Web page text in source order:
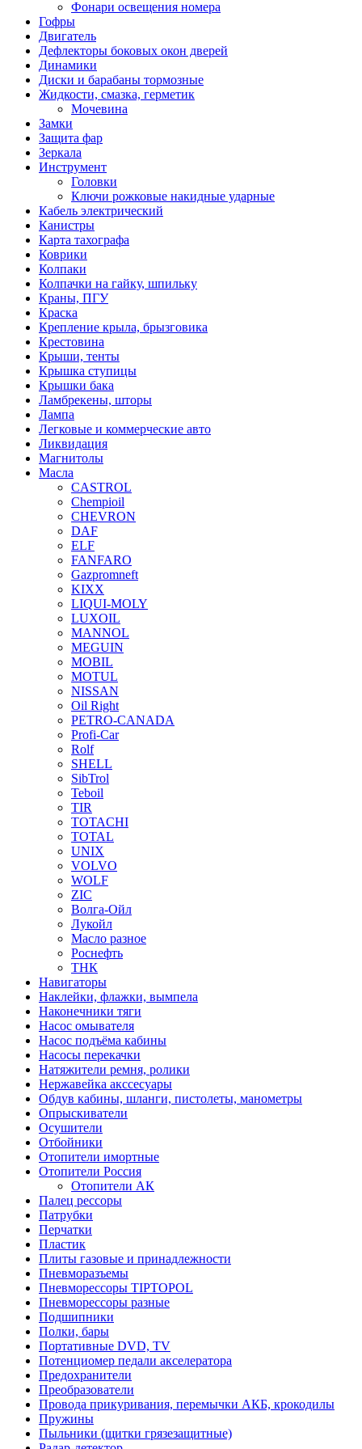
Фонари освещения номера
Гофры
Двигатель
Дефлекторы боковых окон дверей
Динамики
Диски и барабаны тормозные
Жидкости, смазка, герметик
Мочевина
Замки
Защита фар
Зеркала
Инструмент
Головки
Ключи рожковые накидные ударные
Кабель электрический
Канистры
Карта тахографа
Коврики
Колпаки
Колпачки на гайку, шпильку
Краны, ПГУ
Краска
Крепление крыла, брызговика
Крестовина
Крыши, тенты
Крышка ступицы
Крышки бака
Ламбрекены, шторы
Лампа
Легковые и коммерческие авто
Ликвидация
Магнитолы
Масла
CASTROL
Chempioil
CHEVRON
DAF
ELF
FANFARO
Gazpromneft
KIXX
LIQUI-MOLY
LUXOIL
MANNOL
MEGUIN
MOBIL
MOTUL
NISSAN
Oil Right
PETRO-CANADA
Profi-Car
Rolf
SHELL
SibTrol
Teboil
TIR
TOTACHI
TOTAL
UNIX
VOLVO
WOLF
ZIC
Волга-Ойл
Лукойл
Масло разное
Роснефть
ТНК
Навигаторы
Наклейки, флажки, вымпела
Наконечники тяги
Насос омывателя
Насос подъёма кабины
Насосы перекачки
Натяжители ремня, ролики
Нержавейка акссесуары
Обдув кабины, шланги, пистолеты, манометры
Опрыскиватели
Осушители
Отбойники
Отопители имортные
Отопители Россия
Отопители АК
Палец рессоры
Патрубки
Перчатки
Пластик
Плиты газовые и принадлежности
Пневморазъемы
Пневморессоры TIPTOPOL
Пневморессоры разные
Подшипники
Полки, бары
Портативные DVD, TV
Потенциомер педали акселератора
Предохранители
Преобразователи
Провода прикуривания, перемычки АКБ, крокодилы
Пружины
Пыльники (щитки грязезащитные)